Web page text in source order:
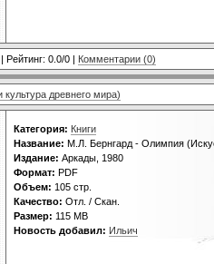
| Рейтинг: 0.0/0 | Комментарии (0)
древнего мира)
Категория: Книги
Название: М.Л. Бернгард - Олимпия
Издание: Аркады, 1980
Формат: PDF
Объем: 105 стр.
Качество: Отл. / Скан.
Размер: 115 МВ
Новость добавил: Ильич